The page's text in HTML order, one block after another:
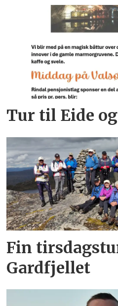
Tur til Eide
Fin
Gardfjellet